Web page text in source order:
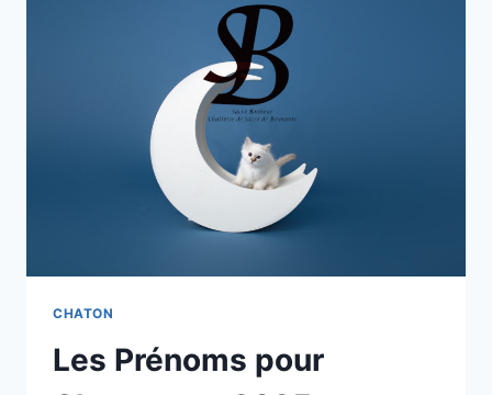
BIRMANIE
UNE
LÉGENDE
ENTRE
MYTHE
ET
RÉALITÉ
CHATON
Les Prénoms pour